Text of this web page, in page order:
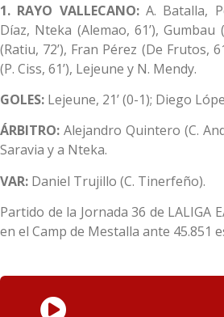
1. RAYO VALLECANO:A. Batalla,
Díaz, Nteka (Alemao, 61’), Gumbau
(Ratiu, 72’), Fran Pérez (De Frutos,
(P. Ciss, 61’), Lejeune y N. Mendy.
GOLES: Lejeune, 21’ (0-1); Diego
ÁRBITRO:Alejandro Quintero (C.
Saravia y a Nteka.
VAR: Daniel Trujillo (C. Tinerfeño).
Partido de la Jornada 36 de LALIGA
en el Camp de Mestalla ante 45.851